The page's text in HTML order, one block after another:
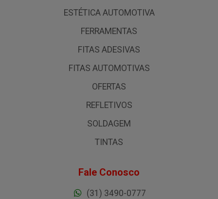
ESTÉTICA AUTOMOTIVA
FERRAMENTAS
FITAS ADESIVAS
FITAS AUTOMOTIVAS
OFERTAS
REFLETIVOS
SOLDAGEM
TINTAS
Fale Conosco
(31) 3490-0777